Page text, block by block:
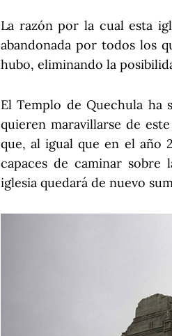
La razón por la cual esta
abandonada por todos los
hubo, eliminando la
El Templo de Quechula
quieren maravillarse de
que, al igual que en el año
capaces de caminar sobre
iglesia quedará de nuevo